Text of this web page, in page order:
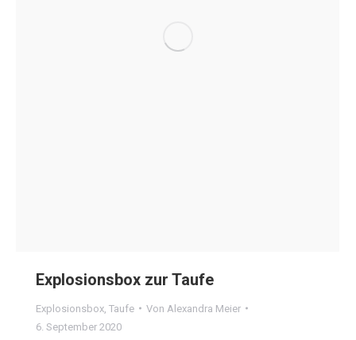
Explosionsbox zur Taufe
Explosionsbox Taufe Von Alexandra Meier
6. September 2020